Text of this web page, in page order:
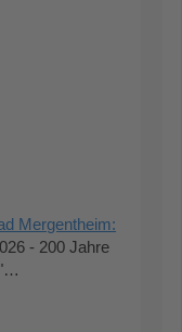
Mergentheim:
- 200 Jahre